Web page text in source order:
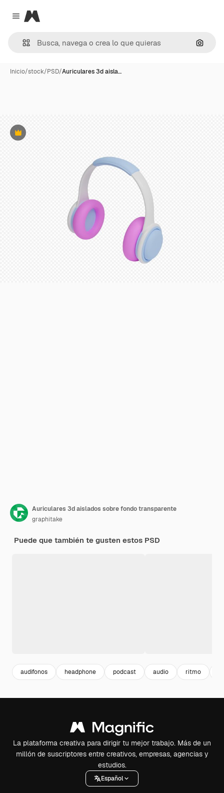
Close menu
Magnific
Inicio/stock/PSD/Auriculares 3d aisla…
Premium
Auriculares 3d aislados sobre fondo transparente
graphitake
Puede que también te gusten estos PSD
audifonos headphone podcast audio ritmo
La plataforma creativa para dirigir tu mejor trabajo. Más de un
millón de suscriptores entre creativos, empresas, agencias y
estudios.
Español